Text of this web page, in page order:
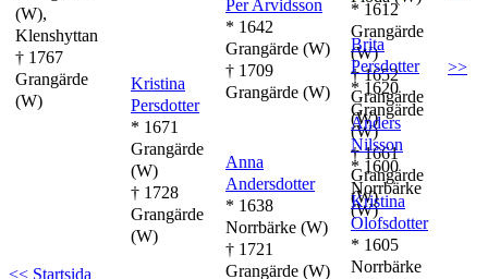
(W),
Klenshyttan
† 1767
Grangärde
(W)
Kristina
Persdotter
* 1671
Grangärde
(W)
† 1728
Grangärde
(W)
Per Arvidsson
* 1642
Grangärde (W)
† 1709
Grangärde (W)
* 1612
Grangärde
(W)
† 1652
Grangärde
(W)
Brita
Persdotter
* 1620
Grangärde
(W)
† 1661
Grangärde
(W)
>>
Anna
Andersdotter
* 1638
Norrbärke (W)
† 1721
Grangärde (W)
Anders
Nilsson
* 1600
Norrbärke
(W)
Kristina
Olofsdotter
* 1605
Norrbärke
<< Startsida